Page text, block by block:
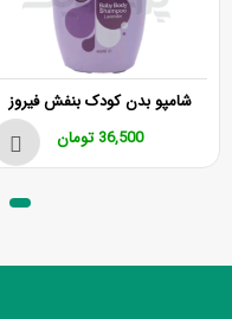
شامپو بدن کودک بنفش فیروز
36,500 تومان